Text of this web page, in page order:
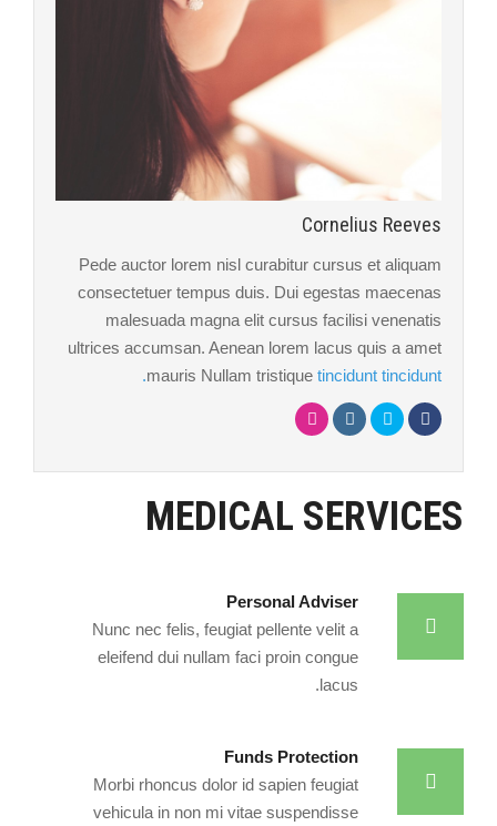
Cornelius Reeves
Pede auctor lorem nisl curabitur cursus et aliquam
consectetuer tempus duis. Dui egestas maecenas
malesuada magna elit cursus facilisi venenatis
ultrices accumsan. Aenean lorem lacus quis a amet
mauris Nullam tristique tincidunt tincidunt.
MEDICAL SERVICES
Personal Adviser
Nunc nec felis, feugiat pellente velit a
eleifend dui nullam faci proin congue
lacus.
Funds Protection
Morbi rhoncus dolor id sapien feugiat
vehicula in non mi vitae suspendisse